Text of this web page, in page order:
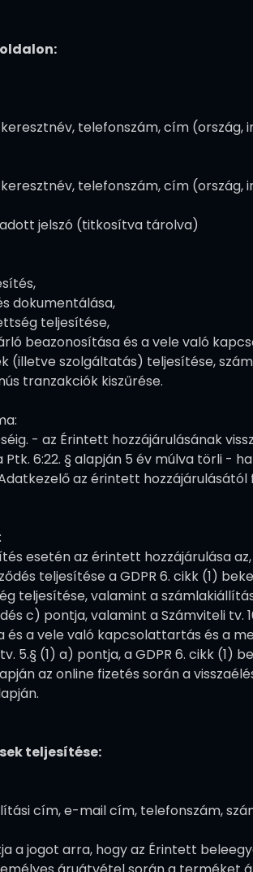
telefonszám, cím (ország,
telefonszám, cím (ország,
jelszó (titkosítva tárolva)
dokumentálása,
teljesítése,
beazonosítása és a vele való
(illetve szolgáltatás) teljesítése,
tranzakciók kiszűrése.
- az Érintett hozzájárulásának
6:22. § alapján 5 év múlva törli -
az érintett
esetén az érintett hozzájárulása
teljesítése a GDPR 6. cikk (1)
teljesítése, valamint a
c) pontja, valamint a Számviteli tv.
és a vele való kapcsolattartás és a
5.§ (1) a) pontja, a GDPR 6. cikk (1)
az online fizetés során a
teljesítése:
cím, e-mail cím, telefonszám,
a jogot arra, hogy az Érintett